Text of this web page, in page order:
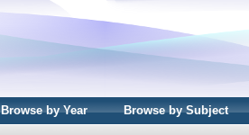
Browse by Year Browse by Subject